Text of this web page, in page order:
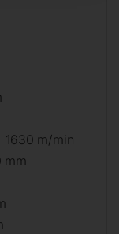
1630 m/min
mm